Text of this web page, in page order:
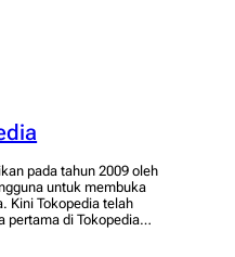
pada tahun 2009 oleh
untuk membuka
Kini Tokopedia telah
pertama di Tokopedia…